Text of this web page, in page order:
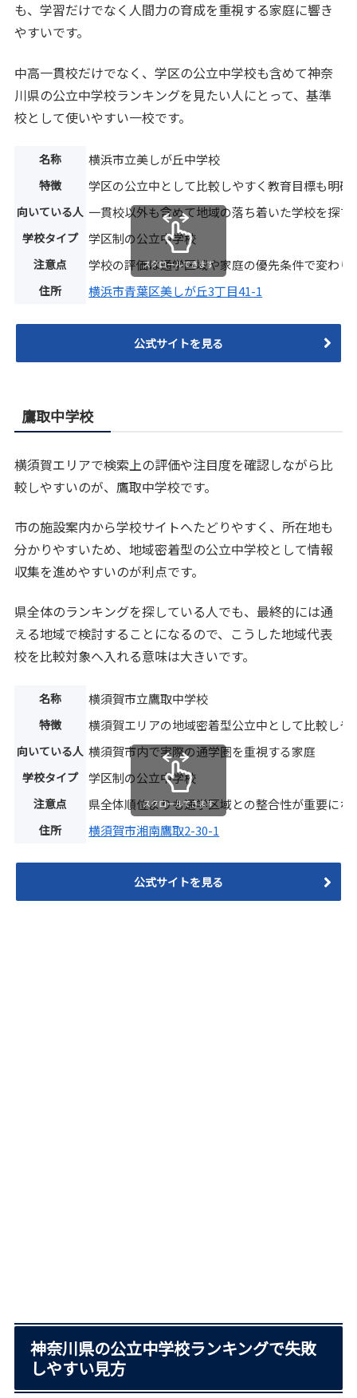
も、学習だけでなく人間力の育成を重視する家庭に響き
やすいです。
中高一貫校だけでなく、学区の公立中学校も含めて神奈
川県の公立中学校ランキングを見たい人にとって、基準
校として使いやすい一校です。
名称 横浜市立美しが丘中学校
特徴 学区の公立中として比較しやすく教育目標も明確
向いている人 一貫校以外も含めて地域の落ち着いた学校を探す
学校タイプ 学区制の公立中学校
注意点 学校の評価は通学区域や家庭の優先条件で変わり
住所 横浜市青葉区美しが丘3丁目41-1
スクロールできます
公式サイトを見る
鷹取中学校
横須賀エリアで検索上の評価や注目度を確認しながら比
較しやすいのが、鷹取中学校です。
市の施設案内から学校サイトへたどりやすく、所在地も
分かりやすいため、地域密着型の公立中学校として情報
収集を進めやすいのが利点です。
県全体のランキングを探している人でも、最終的には通
える地域で検討することになるので、こうした地域代表
校を比較対象へ入れる意味は大きいです。
名称 横須賀市立鷹取中学校
特徴 横須賀エリアの地域密着型公立中として比較しや
向いている人 横須賀市内で実際の通学圏を重視する家庭
学校タイプ 学区制の公立中学校
注意点 県全体順位よりも通学区域との整合性が重要にな
住所 横須賀市湘南鷹取2-30-1
スクロールできます
公式サイトを見る
神奈川県の公立中学校ランキングで失敗
しやすい見方